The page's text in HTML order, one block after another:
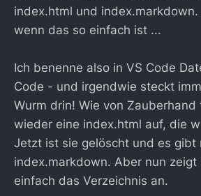
index.html und index.markdown.
wenn das so einfach ist ...
Ich benenne also in VS Code
Code - und irgendwie steckt
Wurm drin! Wie von
wieder eine index.html auf, die
Jetzt ist sie gelöscht und es gibt
index.markdown. Aber nun zeigt
einfach das Verzeichnis an.